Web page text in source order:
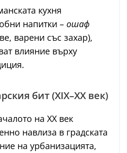
кухня
напитки – ошаф
варени със захар),
влияние върху
бит (XIX–XX век)
на XX век
навлиза в градската
на урбанизацията,